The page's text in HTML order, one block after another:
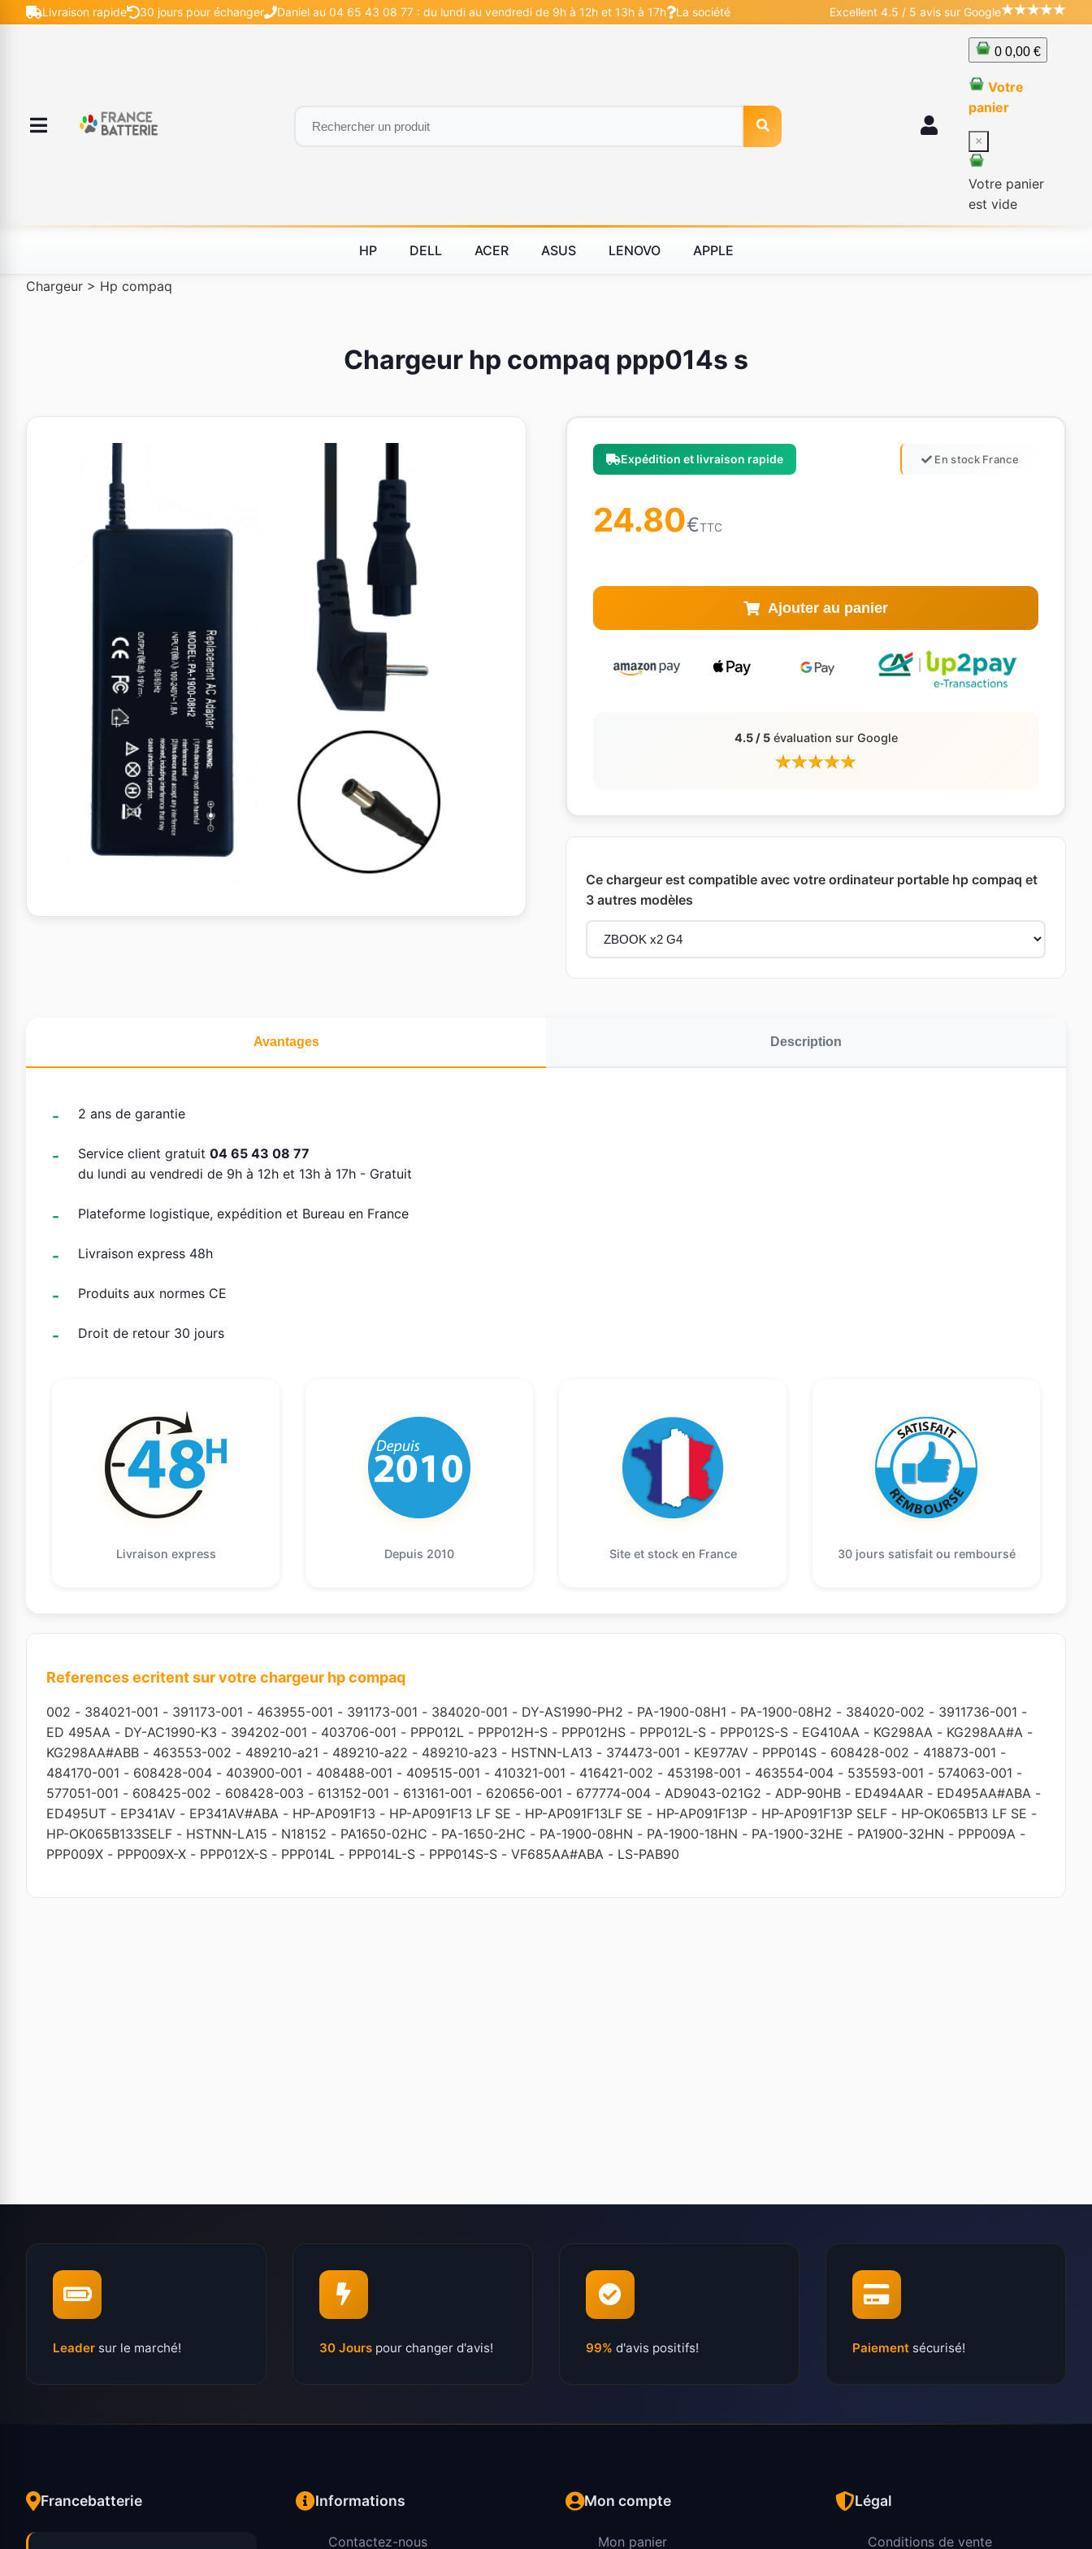
Livraison rapide 30 jours pour échanger Daniel au 04 65 43 08 77 : du lundi au vendredi de 9h à 12h et 13h à 17h La société Excellent 4.5 / 5 avis sur Google
0 0,00 €
Votre
panier
×
Votre panier
est vide
HP DELL ACER ASUS LENOVO APPLE
Chargeur > Hp compaq
Chargeur hp compaq ppp014s s
Expédition et livraison rapide En stock France
24.80€TTC
Ajouter au panier
4.5 / 5évaluation sur Google
Ce chargeur est compatible avec votre ordinateur portable hp compaq et
3 autres modèles
Avantages Description
2 ans de garantie
Service client gratuit 04 65 43 08 77
du lundi au vendredi de 9h à 12h et 13h à 17h - Gratuit
Plateforme logistique, expédition et Bureau en France
Livraison express 48h
Produits aux normes CE
Droit de retour 30 jours
Livraison express Depuis 2010 Site et stock en France 30 jours satisfait ou remboursé
References ecritent sur votre chargeur hp compaq
002 - 384021-001 - 391173-001 - 463955-001 - 391173-001 - 384020-001 - DY-AS1990-PH2 - PA-1900-08H1 - PA-1900-08H2 - 384020-002 - 3911736-001 -
ED 495AA - DY-AC1990-K3 - 394202-001 - 403706-001 - PPP012L - PPP012H-S - PPP012HS - PPP012L-S - PPP012S-S - EG410AA - KG298AA - KG298AA#A -
KG298AA#ABB - 463553-002 - 489210-a21 - 489210-a22 - 489210-a23 - HSTNN-LA13 - 374473-001 - KE977AV - PPP014S - 608428-002 - 418873-001 -
484170-001 - 608428-004 - 403900-001 - 408488-001 - 409515-001 - 410321-001 - 416421-002 - 453198-001 - 463554-004 - 535593-001 - 574063-001 -
577051-001 - 608425-002 - 608428-003 - 613152-001 - 613161-001 - 620656-001 - 677774-004 - AD9043-021G2 - ADP-90HB - ED494AAR - ED495AA#ABA -
ED495UT - EP341AV - EP341AV#ABA - HP-AP091F13 - HP-AP091F13 LF SE - HP-AP091F13LF SE - HP-AP091F13P - HP-AP091F13P SELF - HP-OK065B13 LF SE -
HP-OK065B133SELF - HSTNN-LA15 - N18152 - PA1650-02HC - PA-1650-2HC - PA-1900-08HN - PA-1900-18HN - PA-1900-32HE - PA1900-32HN - PPP009A -
PPP009X - PPP009X-X - PPP012X-S - PPP014L - PPP014L-S - PPP014S-S - VF685AA#ABA - LS-PAB90
Leader sur le marché! 30 Jours pour changer d'avis! 99% d'avis positifs! Paiement sécurisé!
Francebatterie Informations
Contactez-nous
Mon compte
Mon panier
Légal
Conditions de vente